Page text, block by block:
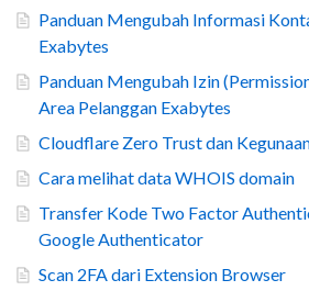
Panduan Mengubah Informasi
Exabytes
Panduan Mengubah Izin
Area Pelanggan Exabytes
Cloudflare Zero Trust dan
Cara melihat data WHOIS domain
Transfer Kode Two Factor
Google Authenticator
Scan 2FA dari Extension Browser